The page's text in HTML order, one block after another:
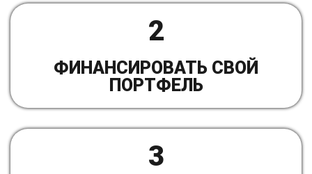
2
ФИНАНСИРОВАТЬ СВОЙ
ПОРТФЕЛЬ
3